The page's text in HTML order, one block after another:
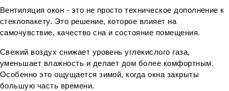
Вентиляция окон - это не просто техническое дополнение к
стеклопакету. Это решение, которое влияет на
самочувствие, качество сна и состояние помещения.
Свежий воздух снижает уровень углекислого газа,
уменьшает влажность и делает дом более комфортным.
Особенно это ощущается зимой, когда окна закрыты
большую часть времени.